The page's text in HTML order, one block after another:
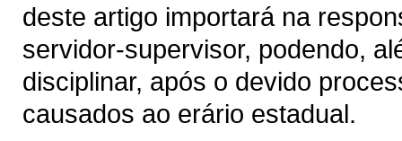
deste artigo importará na
servidor-supervisor, podendo,
disciplinar, após o devido
causados ao erário estadual.